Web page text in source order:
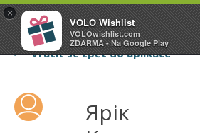
VOLO
Váš online wishlist
×
VOLO Wishlist
VOLOwishlist.com
ZDARMA - Na Google Play
Ярік